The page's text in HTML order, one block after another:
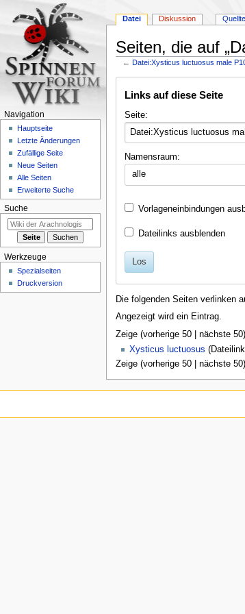
Seiten, die auf
← Datei:Xysticus luctuosus male
Navigation
Suche
Links auf diese Seite
Seite:
Namensraum:
alle
Vorlageneinbindungen
Dateilinks ausblenden
Los
Die folgenden Seiten verlinken
Angezeigt wird ein Eintrag.
Zeige (vorherige 50| nächste 50
Xysticus luctuosus
Zeige (vorherige 50| nächste 50
Datei Diskussion
Navigation
Hauptseite
Letzte Änderungen
Zufällige Seite
Neue Seiten
Alle Seiten
Erweiterte Suche
Suche
Werkzeuge
Spezialseiten
Druckversion